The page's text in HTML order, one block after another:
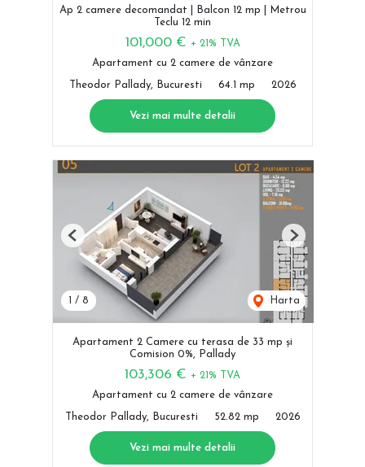
Ap 2 camere decomandat | Balcon 12 mp | Metrou
Teclu 12 min
101,000 € + 21% TVA
Apartament cu 2 camere de vânzare
Theodor Pallady, Bucuresti 64.1 mp 2026
Vezi mai multe detalii
1 / 8 Harta
Previous Next
Apartament 2 Camere cu terasa de 33 mp și
Comision 0%, Pallady
103,306 € + 21% TVA
Apartament cu 2 camere de vânzare
Theodor Pallady, Bucuresti 52.82 mp 2026
Vezi mai multe detalii